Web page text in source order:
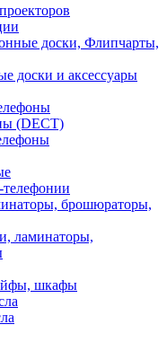
доски, Флипчарты,
доски и аксессуары
(DECT)
брошюраторы,
ламинаторы,
шкафы